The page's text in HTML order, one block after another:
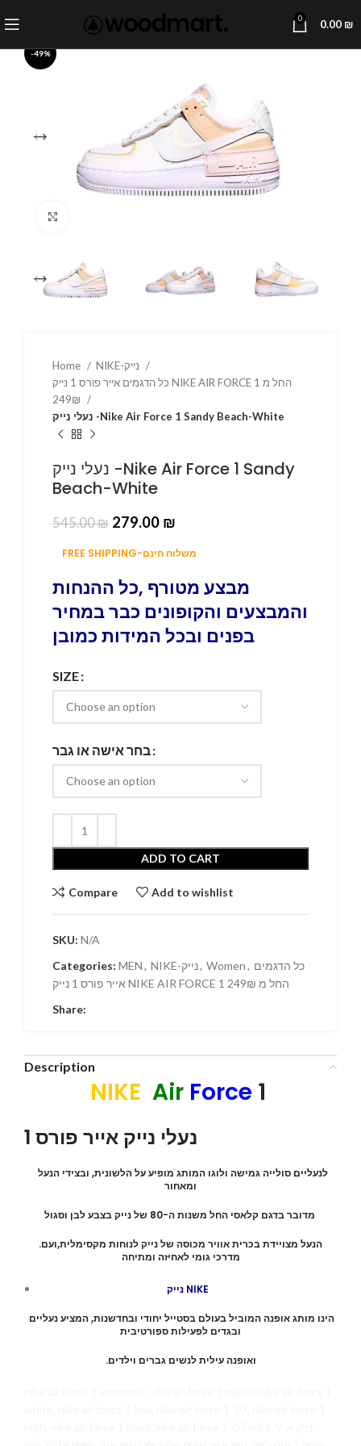
0 0.00 ₪
-49%
Home
כל הדגמים אייר פורס 1 נייק NIKE AIR FORCE 1 החל מ
נעלי נייק -Nike Air Force 1 Sandy Beach-White
נעלי נייק -Nike Air Force 1 Sandy
Beach-White
545.00₪ 279.00 ₪
FREE SHIPPING-משלוח חינם
מבצע מטורף ,כל ההנחות
והמבצעים והקופונים כבר במחיר
בפנים ובכל המידות כמובן
SIZE
בחר אישה או גבר
ADD TO CART
Compare Add to wishlist
SKU: N/A
Categories: MEN, NIKE-נייק, Women, כל הדגמים
אייר פורס 1 נייק NIKE AIR FORCE 1 החל מ 249₪
Share:
Description
NIKE Air Force 1
ומאחור
.הנעל מצויידת בכרית אוויר מכוסה של נייק לנוחות מקסימלית,ועם
מדרכי גומי לאחיזה ומתיחה
נייק NIKE
ובגדים לפעילות ספורטיבית
.ואופנה עילית לנשים גברים וילדים